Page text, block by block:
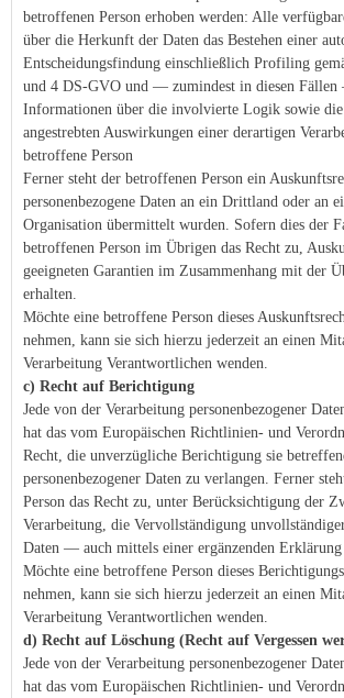
betroffenen Person erhoben werden: Alle
über die Herkunft der Daten das Bestehen einer
Entscheidungsfindung einschließlich Profiling
und 4 DS-GVO und — zumindest in diesen Fällen
Informationen über die involvierte Logik sowie
angestrebten Auswirkungen einer derartigen
betroffene Person
Ferner steht der betroffenen Person ein
personenbezogene Daten an ein Drittland oder an
Organisation übermittelt wurden. Sofern dies der
betroffenen Person im Übrigen das Recht zu,
geeigneten Garantien im Zusammenhang mit der
erhalten.
Möchte eine betroffene Person dieses
nehmen, kann sie sich hierzu jederzeit an einen
Verarbeitung Verantwortlichen wenden.
c) Recht auf Berichtigung
Jede von der Verarbeitung personenbezogener
hat das vom Europäischen Richtlinien- und
Recht, die unverzügliche Berichtigung sie
personenbezogener Daten zu verlangen. Ferner
Person das Recht zu, unter Berücksichtigung der
Verarbeitung, die Vervollständigung
Daten — auch mittels einer ergänzenden
Möchte eine betroffene Person dieses
nehmen, kann sie sich hierzu jederzeit an einen
Verarbeitung Verantwortlichen wenden.
d) Recht auf Löschung (Recht auf Vergessen
Jede von der Verarbeitung personenbezogener
hat das vom Europäischen Richtlinien- und